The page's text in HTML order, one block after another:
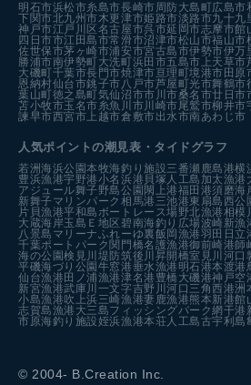
明石市浜松市糸島市長崎市周防大島町広島市
下関市北九州市木更津市姫路市淡路市九十九
神戸市江戸川区 名古屋市呉市延岡市志摩市館
四日市市江田島市常滑市沼津市松山市福山市
佐世保市茅ヶ崎市浦安市宮古島市伊勢市伊万
勝浦市南伊勢町大洗町浜田市五島市 上天草市
大磯町千葉市長門市焼津市亘理町境港市 田原
恩納村仙台市銚子市八戸市芦屋町光市舞鶴市
葉山町徳之島町気仙沼市市川市桑名市廿日市
苫小牧市玉名市糸魚川市川崎市尾鷲市柳井市
諫早市西宮市 上越市倉敷市出水市南あわじ市
人気ポイントの潮見表・タイドグラフ
若洲海浜公園本牧海釣り施設三番瀬 鹿島港横
豊浜漁港宇野港小名浜港 貝塚人工島 加太漁港
アジュール舞子野島公園 閖上港福田港須磨海
新舞子マリンパーク 相馬港 三池港東扇島西公
片貝漁港平和島ボートレース場野北漁港相模
大蔵海岸玉島Ｅ地区 碧南海釣り広場波崎新漁
八景島マリーナふれーゆ裏飯岡漁港羽田 日立
千葉ポートパーク 関門橋名護漁港御前崎港師
海の公園検見川堤防筑後川昇開橋室見川河口
平磯海づり公園 牛窓港垂水漁港 明石港本渡港
仙台漁港 田ノ浦漁港津名港 豊橋 大磯港神戸空
新宮漁港武庫川一文字吉野川河口 三角西港洲
小島漁港吹上浜三崎漁港妻鹿漁港熊本新港館
志賀島漁港 大三島フィッシングパーク網干港
市原海釣り施設姪浜漁港本荘人工島古宇利島
© 2004- B.Creation Inc.